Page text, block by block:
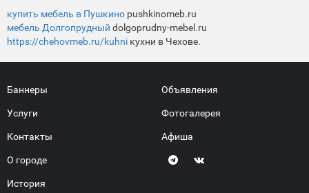
купить мебель в Пушкино pushkinomeb.ru
мебель Долгопрудный dolgoprudny-mebel.ru
https://chehovmeb.ru/kuhni кухни в Чехове.
Баннеры
Услуги
Контакты
О городе
История
Объявления
Фотогалерея
Афиша